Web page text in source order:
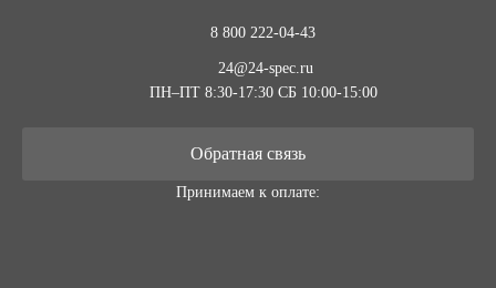
8 800 222-04-43
24@24-spec.ru
ПН–ПТ 8:30-17:30 СБ 10:00-15:00
Обратная связь
Принимаем к оплате: